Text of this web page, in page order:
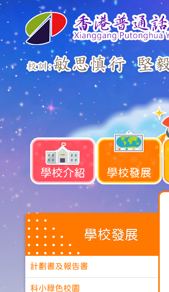
學校介紹 學校發展
學校發展
計劃書及報告書
科小綠色校園